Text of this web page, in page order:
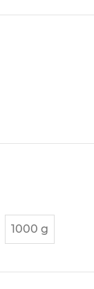
1000 g